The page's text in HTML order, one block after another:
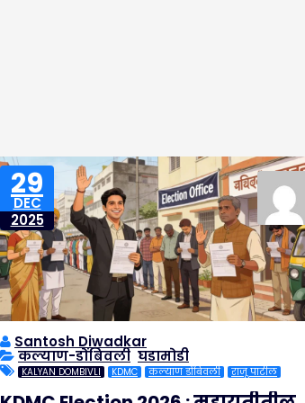
29
DEC
2025
Santosh Diwadkar
कल्याण-डोंबिवली घडामोडी
KALYAN DOMBIVLI KDMC कल्याण डोंबिवली राजू पाटील